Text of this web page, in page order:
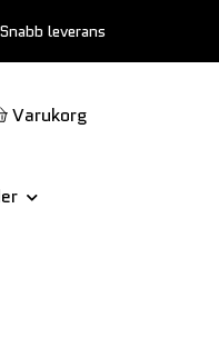
leverans
Varukorg